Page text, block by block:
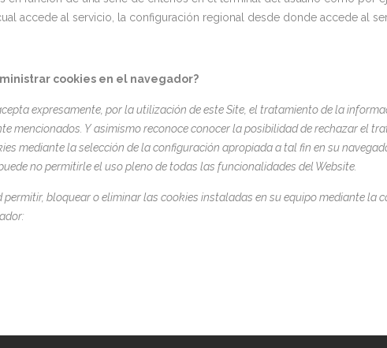
accede al servicio, la configuración regional desde donde accede al
cookies en el navegador?
expresamente, por la utilización de este Site, el tratamiento de la
mencionados. Y asimismo reconoce conocer la posibilidad de rechazar el
mediante la selección de la configuración apropiada a tal fin en su
no permitirle el uso pleno de todas las funcionalidades del Website.
permitir, bloquear o eliminar las cookies instaladas en su equipo mediante la